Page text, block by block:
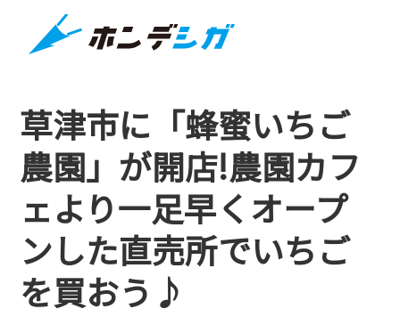
草津市に「蜂蜜いちご
農園」が開店!農園カフ
ェより一足早くオープ
ンした直売所でいちご
を買おう♪